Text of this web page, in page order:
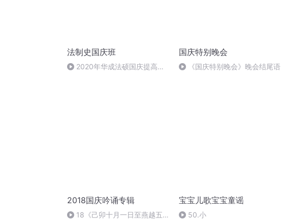
法制史国庆班
2020年华成法硕国庆提高班
国庆特别晚会
《国庆特别晚会》晚会结尾语
2018国庆吟诵专辑
18《己卯十月一日至燕越五
宝宝儿歌宝宝童谣
50.小